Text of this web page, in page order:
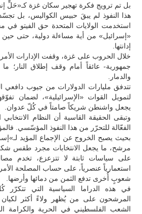
بل تم ترويج فكرة تهجير سكان غزة كـ«حَلٍّ
هذا النفوذ لم يبقَ حبيس الكواليس، بل
استخدمت الولايات المتحدة حق الفيتو في
«إسرائيل» من أية مساءلة دولية، حتى حين
إدانتها.
خلال الحروب على غزة، وقفت الإدارات
جمهورية- عائقاً أمام وقف إطلاق النار؛
والدمار.
تتدفق مليارات الدولارات من جيوب دافعي
لتمويل القوات «الإسرائيلية»، لضمان
يجعل واشنطن شريكاً صامتاً في كُلّ عدوان.
وتبقى الحقيقة القاسية أن النظام الانتخابي
الفعّالة للتحرّر من هذا النفوذ المؤسّسي.
بحيث يصبح الخروج عن الإجماع المؤيد
مرشح، ما يجعل الانتخابات مجرد طقس
على سياسات ثابتة لا تتزعزع، تخدم
استعمارياً عنصرياً، على حساب المصلحة
شعوبٍ أُخرى تدفع الثمن من دمائها وأرضها.
في هذه الدراما السياسية التي تتكرّر
المرشحون على من يُظهر ولاءً أكثر لكيان
الشعب الفلسطيني في الحرية والكرامة